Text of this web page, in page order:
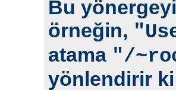
Bu
örneğin,
atama "/
yönlendirir